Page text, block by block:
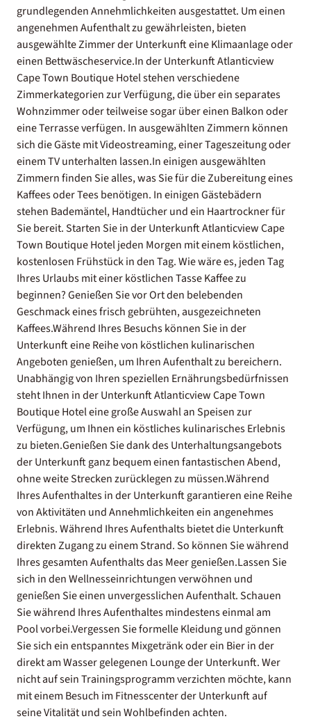
grundlegenden Annehmlichkeiten ausgestattet. Um einen
angenehmen Aufenthalt zu gewährleisten, bieten
ausgewählte Zimmer der Unterkunft eine Klimaanlage oder
einen Bettwäscheservice.In der Unterkunft Atlanticview
Cape Town Boutique Hotel stehen verschiedene
Zimmerkategorien zur Verfügung, die über ein separates
Wohnzimmer oder teilweise sogar über einen Balkon oder
eine Terrasse verfügen. In ausgewählten Zimmern können
sich die Gäste mit Videostreaming, einer Tageszeitung oder
einem TV unterhalten lassen.In einigen ausgewählten
Zimmern finden Sie alles, was Sie für die Zubereitung eines
Kaffees oder Tees benötigen. In einigen Gästebädern
stehen Bademäntel, Handtücher und ein Haartrockner für
Sie bereit. Starten Sie in der Unterkunft Atlanticview Cape
Town Boutique Hotel jeden Morgen mit einem köstlichen,
kostenlosen Frühstück in den Tag. Wie wäre es, jeden Tag
Ihres Urlaubs mit einer köstlichen Tasse Kaffee zu
beginnen? Genießen Sie vor Ort den belebenden
Geschmack eines frisch gebrühten, ausgezeichneten
Kaffees.Während Ihres Besuchs können Sie in der
Unterkunft eine Reihe von köstlichen kulinarischen
Angeboten genießen, um Ihren Aufenthalt zu bereichern.
Unabhängig von Ihren speziellen Ernährungsbedürfnissen
steht Ihnen in der Unterkunft Atlanticview Cape Town
Boutique Hotel eine große Auswahl an Speisen zur
Verfügung, um Ihnen ein köstliches kulinarisches Erlebnis
zu bieten.Genießen Sie dank des Unterhaltungsangebots
der Unterkunft ganz bequem einen fantastischen Abend,
ohne weite Strecken zurücklegen zu müssen.Während
Ihres Aufenthaltes in der Unterkunft garantieren eine Reihe
von Aktivitäten und Annehmlichkeiten ein angenehmes
Erlebnis. Während Ihres Aufenthalts bietet die Unterkunft
direkten Zugang zu einem Strand. So können Sie während
Ihres gesamten Aufenthalts das Meer genießen.Lassen Sie
sich in den Wellnesseinrichtungen verwöhnen und
genießen Sie einen unvergesslichen Aufenthalt. Schauen
Sie während Ihres Aufenthaltes mindestens einmal am
Pool vorbei.Vergessen Sie formelle Kleidung und gönnen
Sie sich ein entspanntes Mixgetränk oder ein Bier in der
direkt am Wasser gelegenen Lounge der Unterkunft. Wer
nicht auf sein Trainingsprogramm verzichten möchte, kann
mit einem Besuch im Fitnesscenter der Unterkunft auf
seine Vitalität und sein Wohlbefinden achten.